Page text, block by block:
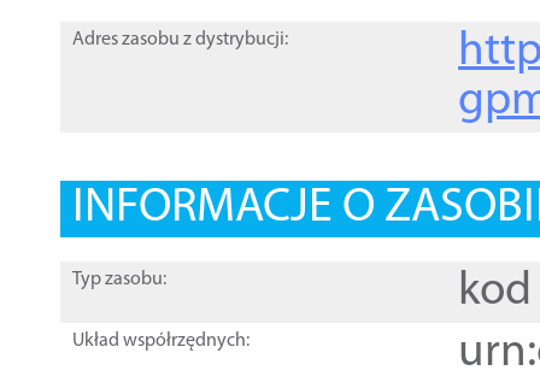
Adres zasobu z dystrybucji:
INFORMACJE O
Typ zasobu: kod
Układ współrzędnych: